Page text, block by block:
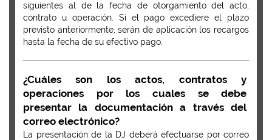
siguientes al de la fecha de otorgamiento del acto,
contrato u operación. Si el pago excediere el plazo
previsto anteriormente, serán de aplicación los recargos
hasta la fecha de su efectivo pago.
¿Cuáles son los actos, contratos y
operaciones por los cuales se debe
presentar la documentación a través del
correo electrónico?
La presentación de la DJ deberá efectuarse por correo